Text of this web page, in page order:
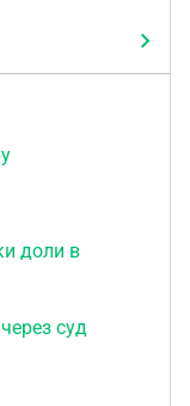
доли в
суд